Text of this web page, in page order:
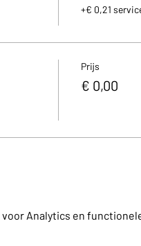
+€ 0,21
Prijs
€ 0,00
Analytics en